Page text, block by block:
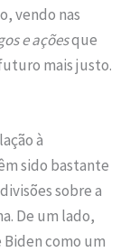
vendo nas
e açõesque
mais justo.
à
sido bastante
sobre a
De um lado,
Biden como um